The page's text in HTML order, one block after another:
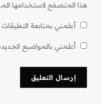
هذا المتصفح لاستخدامها
أعلمني بمتابعة
أعلمني بالمواضيع